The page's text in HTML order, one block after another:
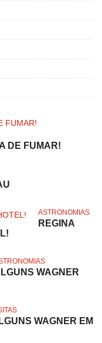
DE FUMAR!
ASTRONOMIAS
REGINA
WAGNER
WAGNER EM